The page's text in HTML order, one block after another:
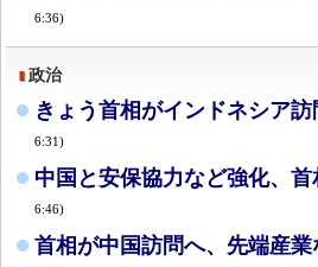
6:36)
政治
きょう首相がインドネシア訪
6:31)
中国と安保協力など強化、
6:46)
首相が中国訪問へ、先端産